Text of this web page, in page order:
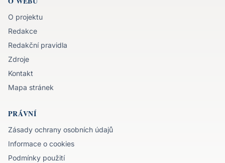
O projektu
Redakce
Redakční pravidla
Zdroje
Kontakt
Mapa stránek
PRÁVNÍ
Zásady ochrany osobních údajů
Informace o cookies
Podmínky použití